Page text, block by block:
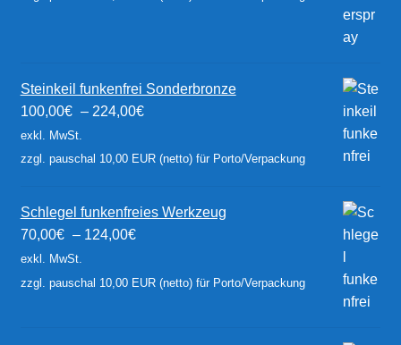
Steinkeil funkenfrei Sonderbronze
100,00€ – 224,00€
exkl. MwSt.
zzgl. pauschal 10,00 EUR (netto) für Porto/Verpackung
Schlegel funkenfreies Werkzeug
70,00€ – 124,00€
exkl. MwSt.
zzgl. pauschal 10,00 EUR (netto) für Porto/Verpackung